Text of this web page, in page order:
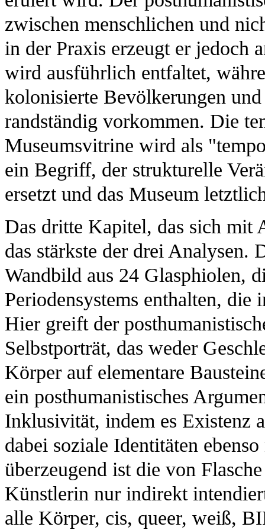
zwischen menschlichen und
in der Praxis erzeugt er jedoch
wird ausführlich entfaltet,
kolonisierte Bevölkerungen
randständig vorkommen. Die
Museumsvitrine wird als
ein Begriff, der strukturelle
ersetzt und das Museum
Das dritte Kapitel, das sich
das stärkste der drei Analysen.
Wandbild aus 24 Glasphiolen,
Periodensystems enthalten,
Hier greift der
Selbstporträt, das weder
Körper auf elementare
ein posthumanistisches
Inklusivität, indem es Existenz
dabei soziale Identitäten
überzeugend ist die von
Künstlerin nur indirekt
alle Körper, cis, queer, weiß,